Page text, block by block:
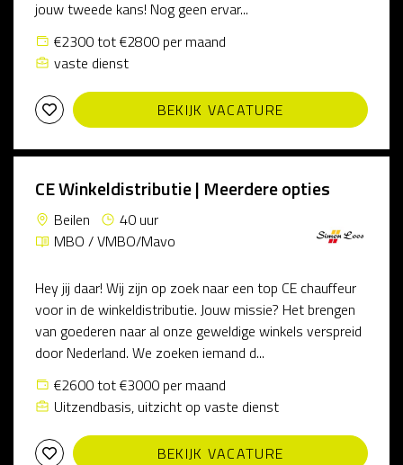
jouw tweede kans! Nog geen ervar...
€2300 tot €2800 per maand
vaste dienst
BEKIJK VACATURE
CE Winkeldistributie | Meerdere opties
Beilen
40 uur
MBO / VMBO/Mavo
Hey jij daar! Wij zijn op zoek naar een top CE chauffeur
voor in de winkeldistributie. Jouw missie? Het brengen
van goederen naar al onze geweldige winkels verspreid
door Nederland. We zoeken iemand d...
€2600 tot €3000 per maand
Uitzendbasis, uitzicht op vaste dienst
BEKIJK VACATURE